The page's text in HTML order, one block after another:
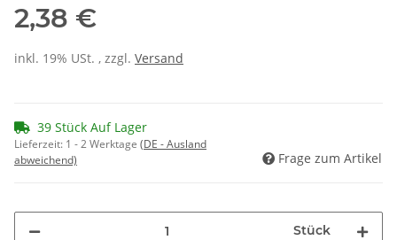
2,38 €
inkl. 19% USt. , zzgl. Versand
39 Stück Auf Lager
Lieferzeit: 1 - 2 Werktage (DE - Ausland
abweichend)
Frage zum Artikel
Stück